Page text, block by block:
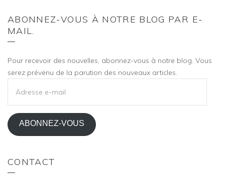
ABONNEZ-VOUS À NOTRE BLOG PAR E-
MAIL.
Pour recevoir des nouvelles, abonnez-vous à notre blog. Vous
serez prévenu de la parution des nouveaux articles.
MAIL
ABONNEZ-VOUS
CONTACT